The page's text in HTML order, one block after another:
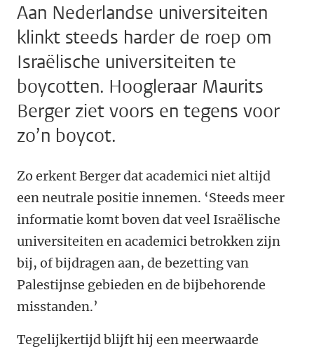
Aan Nederlandse universiteiten
klinkt steeds harder de roep om
Israëlische universiteiten te
boycotten. Hoogleraar Maurits
Berger ziet voors en tegens voor
zo’n boycot.
Zo erkent Berger dat academici niet altijd
een neutrale positie innemen. ‘Steeds meer
informatie komt boven dat veel Israëlische
universiteiten en academici betrokken zijn
bij, of bijdragen aan, de bezetting van
Palestijnse gebieden en de bijbehorende
misstanden.’
Tegelijkertijd blijft hij een meerwaarde